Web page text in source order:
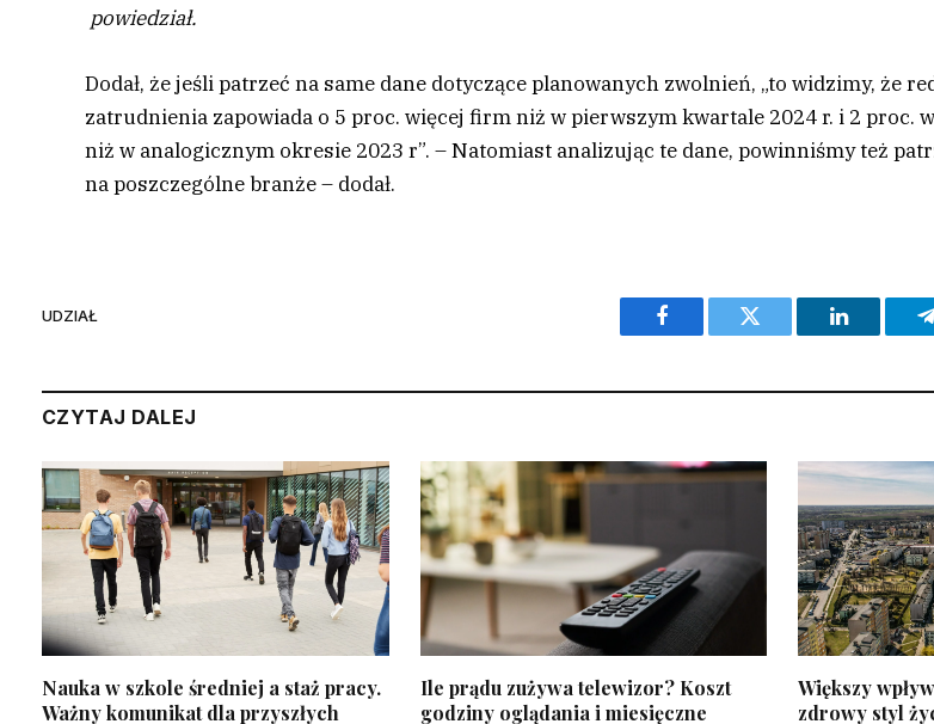
powiedział.
Dodał, że jeśli patrzeć na same dane dotyczące planowanych zwolnień, „to widzimy, że
zatrudnienia zapowiada o 5 proc. więcej firm niż w pierwszym kwartale 2024 r. i 2 proc.
niż w analogicznym okresie 2023 r”. – Natomiast analizując te dane, powinniśmy też
na poszczególne branże – dodał.
UDZIAŁ
Facebook Twitter LinkedIn
CZYTAJ DALEJ
Nauka w szkole średniej a staż pracy.
Ważny komunikat dla przyszłych
Ile prądu zużywa telewizor? Koszt
godziny oglądania i miesięczne
Większy
zdrowy styl